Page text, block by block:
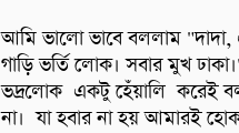
আমি ভালো ভাবে বললাম "দাদা,
গাড়ি ভর্তি লোক। সবার মুখ
ভদ্রলোক  একটু হেঁয়ালি  করেই
না।  যা হবার না হয় আমারই